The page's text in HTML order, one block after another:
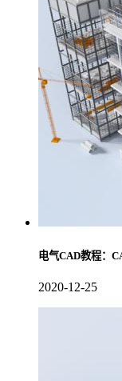
电气CAD教程：
2020-12-25